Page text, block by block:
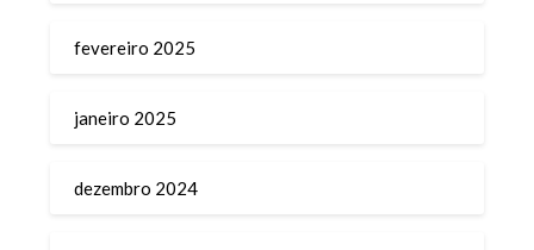
fevereiro 2025
janeiro 2025
dezembro 2024